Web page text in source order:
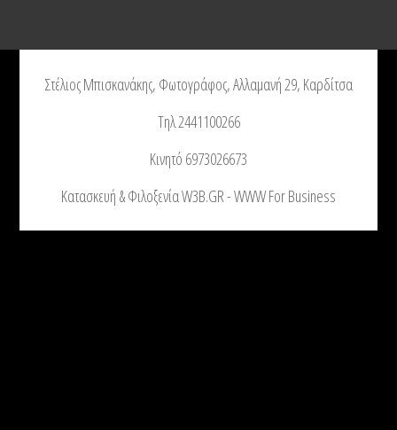
Στέλιος Μπισκανάκης, Φωτογράφος, Αλλαμανή 29, Καρδίτσα
Τηλ 2441100266
Κινητό 6973026673
Κατασκευή & Φιλοξενία W3B.GR - WWW For Business